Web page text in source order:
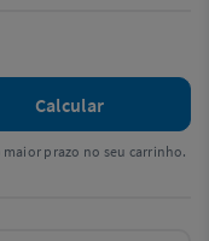
Calcular
prazo no seu carrinho.